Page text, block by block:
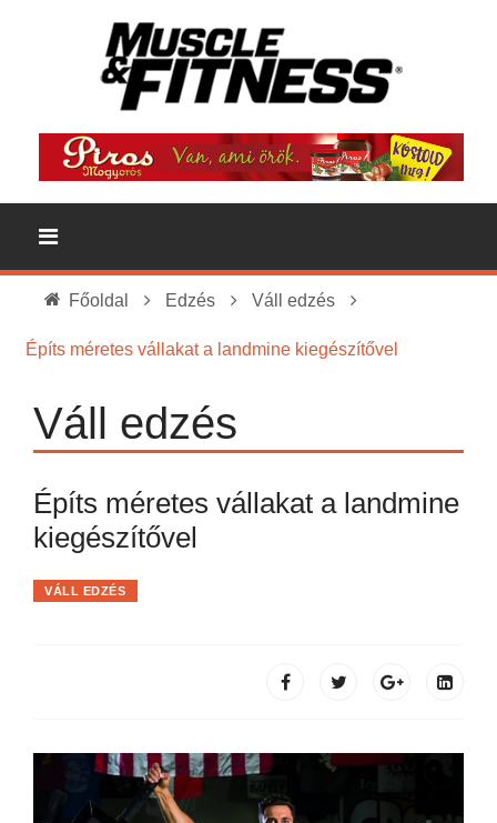
Főoldal Edzés Váll edzés
Építs méretes vállakat a landmine kiegészítővel
Váll edzés
Építs méretes vállakat a landmine
kiegészítővel
VÁLL EDZÉS